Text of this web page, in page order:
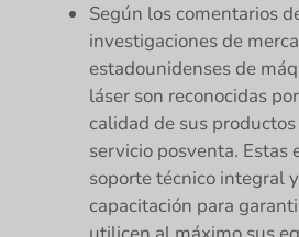
Según los comentarios
investigaciones de
estadounidenses de
láser son reconocidas
calidad de sus
servicio posventa. Estas
soporte técnico integral
capacitación para